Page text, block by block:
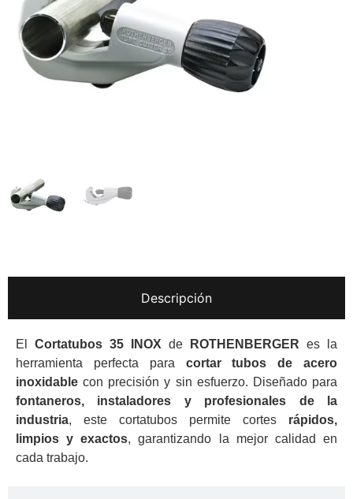
Descripción
El Cortatubos 35 INOX de ROTHENBERGER es la
herramienta perfecta para cortar tubos de acero
inoxidable con precisión y sin esfuerzo. Diseñado para
fontaneros, instaladores y profesionales de la
industria, este cortatubos permite cortes rápidos,
limpios y exactos, garantizando la mejor calidad en
cada trabajo.